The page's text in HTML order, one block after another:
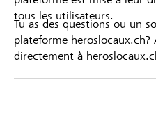
tous les utilisateurs.
Tu as des questions ou un
plateforme heroslocaux.ch?
directement à